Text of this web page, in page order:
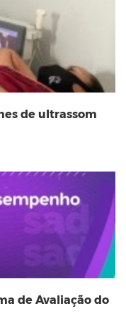
de ultrassom
de Avaliação do